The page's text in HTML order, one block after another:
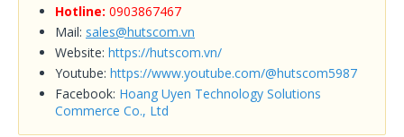
Hotline: 0903867467
Mail: sales@hutscom.vn
Website: https://hutscom.vn/
Youtube: https://www.youtube.com/@hutscom5987
Facebook: Hoang Uyen Technology Solutions
Commerce Co., Ltd